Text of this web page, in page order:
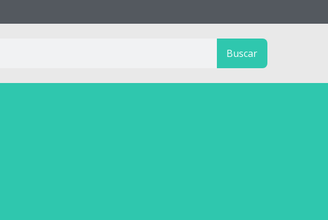
Buscar